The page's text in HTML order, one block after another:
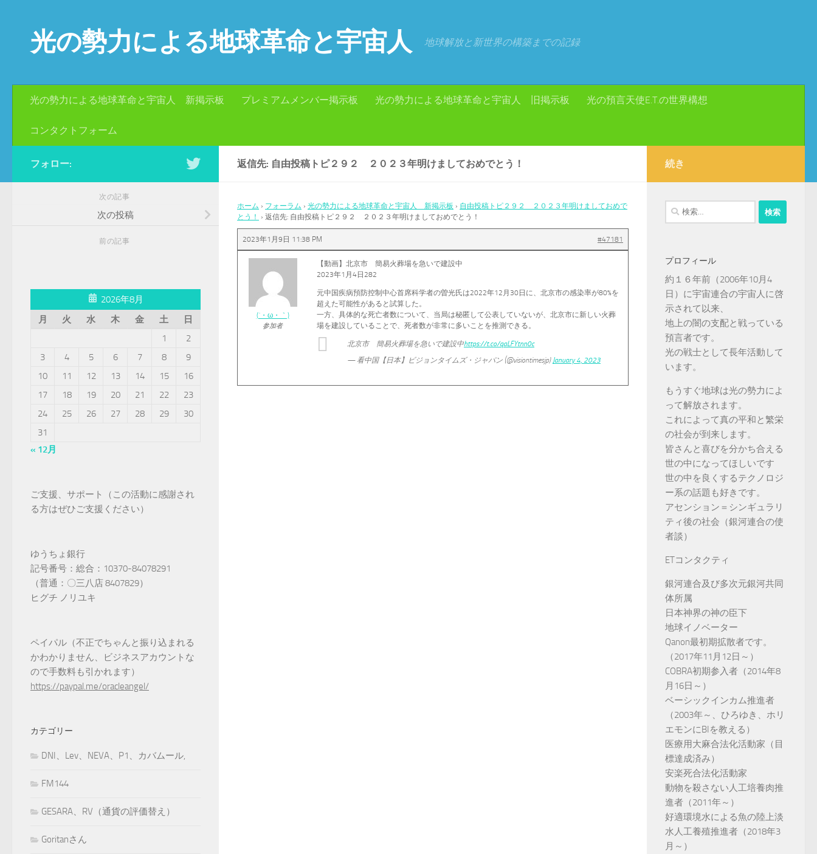
光の勢力による地球革命と宇宙人 地球解放と新世界の構築までの記録
光の勢力による地球革命と宇宙人 新掲示板 プレミアムメンバー掲示板 光の勢力による地球革命と宇宙人 旧掲示板 光の預言天使E.T.の世界構想
コンタクトフォーム
返信先: 自由投稿トピ２９２ ２０２３年明けましておめでとう！
ホーム › フォーラム › 光の勢力による地球革命と宇宙人 新掲示板 › 自由投稿トピ２９２ ２０２３年明けましておめで
とう！
› 返信先: 自由投稿トピ２９２ ２０２３年明けましておめでとう！
2023年1月9日 11:38 PM #47181
(´・ω・｀)
参加者
【動画】北京市 簡易火葬場を急いで建設中
2023年1月4日282
元中国疾病預防控制中心首席科学者の曽光氏は2022年12月30日に、北京市の感染率が80%を
超えた可能性があると試算した。
一方、具体的な死亡者数について、当局は秘匿して公表していないが、北京市に新しい火葬
場を建設していることで、死者数が非常に多いことを推測できる。
北京市 簡易火葬場を急いで建設中https://t.co/qaLFYtnn0c
— 看中国【日本】ビジョンタイムズ・ジャパン (@visiontimesjp) January 4, 2023
フォロー:
次の記事
次の投稿
前の記事
2026年8月
月
火 水 木 金 土
日
1
2
3
4 5 6 7 8
9
10
11 12 13 14 15
16
17
18 19 20 21 22
23
24
25 26 27 28 29
30
31
« 12月
ご支援、サポート（この活動に感謝され
る方はぜひご支援ください）
ゆうちょ銀行
記号番号：総合：10370-84078291
（普通：〇三八店 8407829）
ヒグチ ノリユキ
ペイパル（不正でちゃんと振り込まれる
かわかりません、ビジネスアカウントな
ので手数料も引かれます）
https://paypal.me/oracleangel/
カテゴリー
DNI、Lev、NEVA、P1、カバムール,
FM144
GESARA、RV（通貨の評価替え）
Goritanさん
続き
検
索:
プロフィール
約１６年前（2006年10月4
日）に宇宙連合の宇宙人に啓
示されて以来、
地上の闇の支配と戦っている
預言者です。
光の戦士として長年活動して
います。
もうすぐ地球は光の勢力によ
って解放されます。
これによって真の平和と繁栄
の社会が到来します。
皆さんと喜びを分かち合える
世の中になってほしいです
世の中を良くするテクノロジ
ー系の話題も好きです。
アセンション＝シンギュラリ
ティ後の社会（銀河連合の使
者談）
ETコンタクティ
銀河連合及び多次元銀河共同
体所属
日本神界の神の臣下
地球イノベーター
Qanon最初期拡散者です。
（2017年11月12日～）
COBRA初期参入者（2014年8
月16日～）
ベーシックインカム推進者
（2003年～、ひろゆき、ホリ
エモンにBIを教える）
医療用大麻合法化活動家（目
標達成済み）
安楽死合法化活動家
動物を殺さない人工培養肉推
進者（2011年～）
好適環境水による魚の陸上淡
水人工養殖推進者（2018年3
月～）